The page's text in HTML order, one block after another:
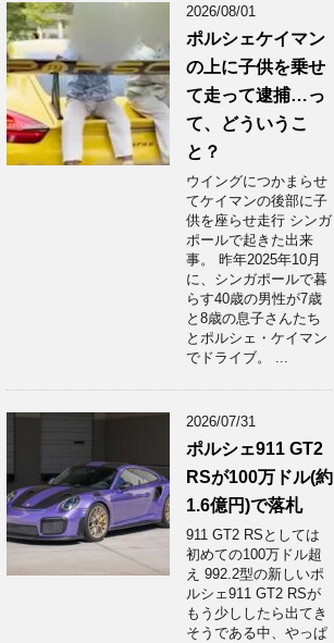
2026/08/01
ポルシェケイマン
の上に子供を乗せ
て走って逮捕…っ
て、どういうこ
と？
ウイングにつかまらせ
てケイマンの後部に子
供を座らせ走行 シンガ
ポールで起きた出来
事。 昨年2025年10月
に、シンガポールで暮
らす40歳の男性が7歳
と8歳の息子さんたち
とポルシェ・ケイマン
でドライブ。 ...
2026/07/31
ポルシェ911 GT2
RSが100万ドル(約
1.6億円)で落札
911 GT2 RSとしては
初めての100万ドル超
え 992.2型の新しいポ
ルシェ911 GT2 RSが
もう少ししたら出てき
そうである中、やっぱ